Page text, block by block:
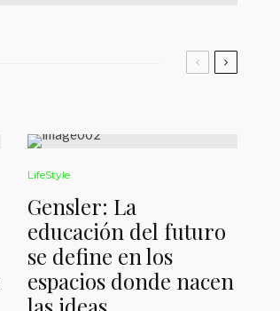
LifeStyle
Gensler: La
educación del futuro
se define en los
espacios donde nacen